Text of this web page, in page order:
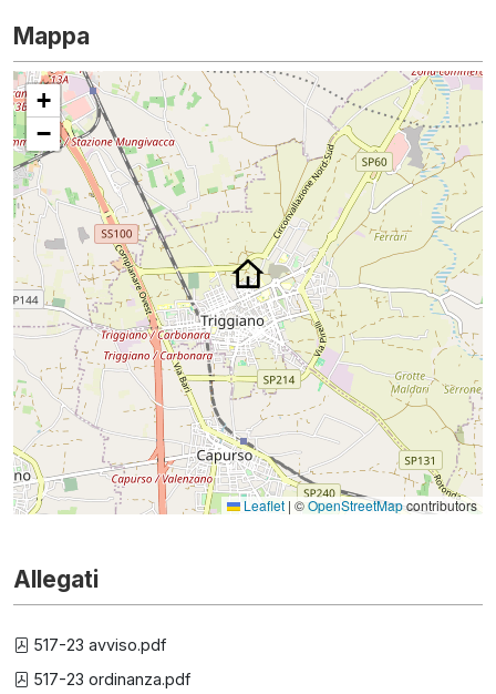
Mappa
+
−
Leaflet | ©OpenStreetMapcontributors
Allegati
517-23 avviso.pdf
517-23 ordinanza.pdf